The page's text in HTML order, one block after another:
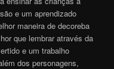
e um aprendizado
maneira de decoreba
que lembrar através da
e um trabalho
dos personagens,